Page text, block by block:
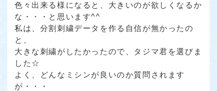
色々出来る様になると、大きいのが欲しくなるか
な・・・と思います^^
私は、分割刺繍データを作る自信が無かったの
と、
大きな刺繍がしたかったので、タジマ君を選びま
した☆
よく、どんなミシンが良いのか質問されます
が・・・